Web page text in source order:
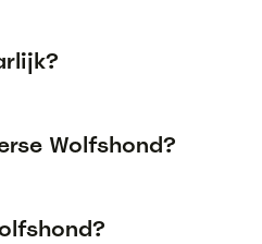
Wolfshond?